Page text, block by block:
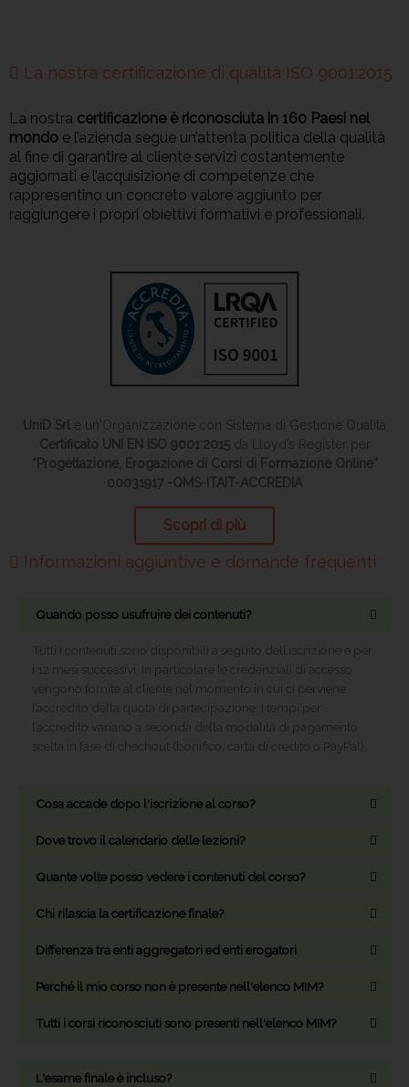
La nostra certificazione di qualità ISO 9001:2015
La nostra certificazione è riconosciuta in 160 Paesi nel
mondo e l’azienda segue un’attenta politica della qualità
al fine di garantire al cliente servizi costantemente
aggiornati e l’acquisizione di competenze che
rappresentino un concreto valore aggiunto per
raggiungere i propri obiettivi formativi e professionali.
UniD Srl è un'Organizzazione con Sistema di Gestione Qualità
Certificato UNI EN ISO 9001:2015da Lloyd’s Register per
“Progettazione, Erogazione di Corsi di Formazione Online”
00031917 -QMS-ITAIT-ACCREDIA
Scopri di più
Informazioni aggiuntive e domande frequenti
Quando posso usufruire dei contenuti?
Tutti i contenuti sono disponibili a seguito dell’iscrizione e per
i 12 mesi successivi. In particolare le credenziali di accesso
vengono fornite al cliente nel momento in cui ci perviene
l’accredito della quota di partecipazione. I tempi per
l’accredito variano a seconda della modalità di pagamento
scelta in fase di chechout (bonifico, carta di credito o PayPal).
Cosa accade dopo l'iscrizione al corso?
Dove trovo il calendario delle lezioni?
Quante volte posso vedere i contenuti del corso?
Chi rilascia la certificazione finale?
Differenza tra enti aggregatori ed enti erogatori
Perché il mio corso non è presente nell'elenco MIM?
Tutti i corsi riconosciuti sono presenti nell'elenco MIM?
L'esame finale è incluso?